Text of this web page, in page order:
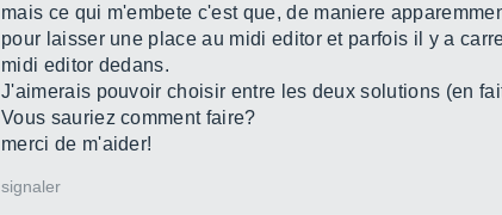
mais ce qui m'embete c'est que, de maniere
pour laisser une place au midi editor et parfois il y a
midi editor dedans.
J'aimerais pouvoir choisir entre les deux solutions (en
Vous sauriez comment faire?
merci de m'aider!
signaler